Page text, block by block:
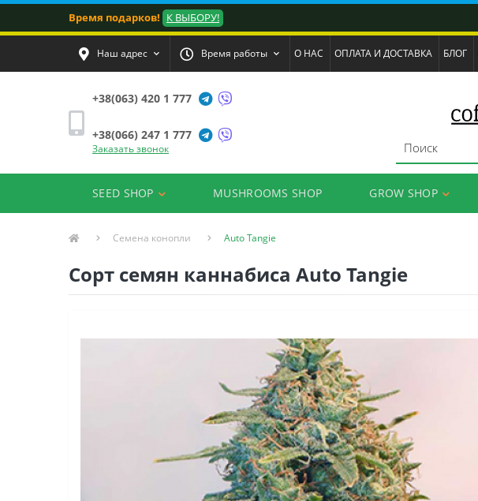
Время подарков! К ВЫБОРУ!
Наш адрес Время работы О НАС ОПЛАТА И ДОСТАВКА БЛОГ
+38(063) 420 1 777
+38(066) 247 1 777
Заказать звонок
SEED SHOP MUSHROOMS SHOP GROW SHOP
Семена конопли Auto Tangie
Сорт семян каннабиса Auto Tangie